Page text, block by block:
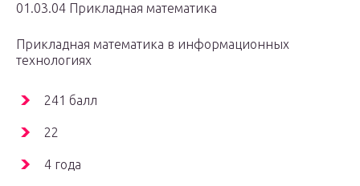
01.03.04 Прикладная математика
Прикладная математика в информационных
технологиях
241 балл
22
4 года